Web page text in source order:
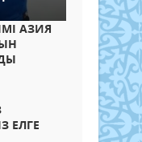
АЗИЯ
ЕЛГЕ